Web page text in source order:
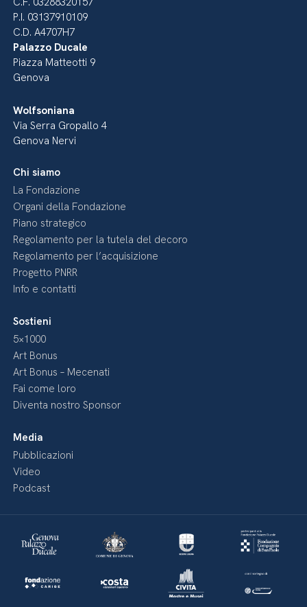
P.I. 03137910109
C.D. A4707H7
Palazzo Ducale
Piazza Matteotti 9
Genova
Wolfsoniana
Via Serra Gropallo 4
Genova Nervi
Chi siamo
La Fondazione
Organi della Fondazione
Piano strategico
Regolamento per la tutela del decoro
Regolamento per l’acquisizione
Progetto PNRR
Info e contatti
Sostieni
5×1000
Art Bonus
Art Bonus – Mecenati
Fai come loro
Diventa nostro Sponsor
Media
Pubblicazioni
Video
Podcast